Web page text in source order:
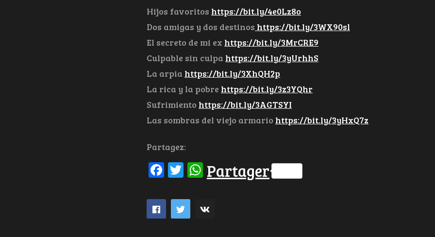
Hijos favoritos https://bit.ly/4e0Lz8o
Dos amigas y dos destinos https://bit.ly/3WX90sl
El secreto de mi ex https://bit.ly/3MrCRE9
Culpable sin culpa https://bit.ly/3yUrhhS
La arpia https://bit.ly/3XhQH2p
La rica y la pobre https://bit.ly/3z3YQhr
Sufrimiento https://bit.ly/3AGTSYI
Las sombras del viejo armario https://bit.ly/3yHxQ7z
Partagez:
Facebook
Twitter
WhatsApp
Partager